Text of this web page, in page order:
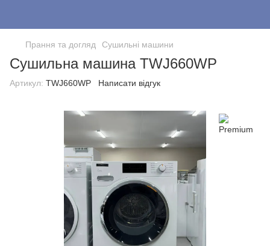
Прання та догляд Cушильні машини
Сушильна машина TWJ660WP
Артикул: TWJ660WP Написати відгук